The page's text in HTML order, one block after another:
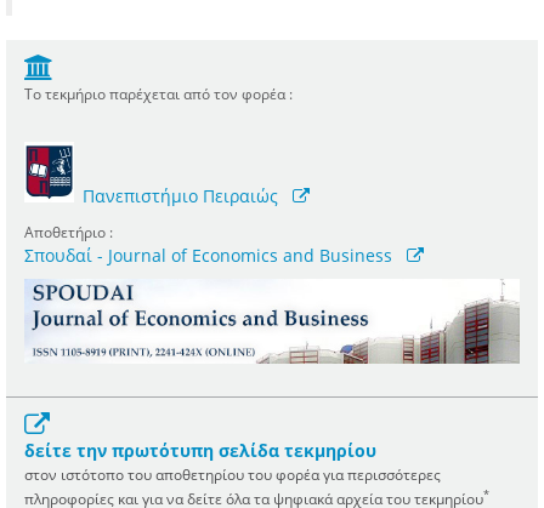
Το τεκμήριο παρέχεται από τον φορέα :
Πανεπιστήμιο Πειραιώς
Αποθετήριο :
Σπουδαί - Journal of Economics and Business
δείτε την πρωτότυπη σελίδα τεκμηρίου
στον ιστότοπο του αποθετηρίου του φορέα για περισσότερες
πληροφορίες και για να δείτε όλα τα ψηφιακά αρχεία του τεκμηρίου*